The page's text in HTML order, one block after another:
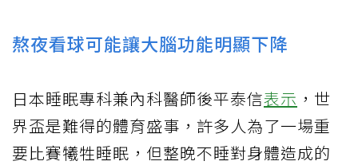
熬夜看球可能讓大腦功能明顯下降
日本睡眠專科兼內科醫師後平泰信表示 ，世
界盃是難得的體育盛事，許多人為了一場重
要比賽犧牲睡眠，但整晚不睡對身體造成的